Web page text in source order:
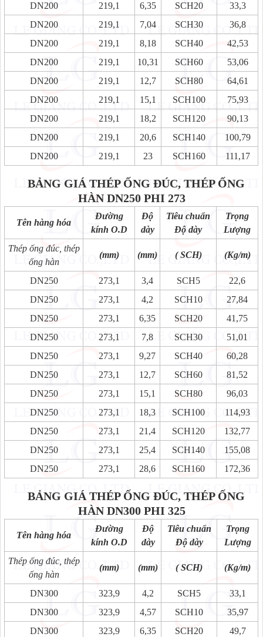
DN200
219,1 6,35 SCH20
33,3
DN200
219,1 7,04 SCH30
36,8
DN200
219,1 8,18 SCH40
42,53
DN200
219,1 10,31 SCH60
53,06
DN200
219,1 12,7 SCH80
64,61
DN200
219,1 15,1 SCH100
75,93
DN200
219,1 18,2 SCH120
90,13
DN200
219,1 20,6 SCH140
100,79
DN200
219,1 23 SCH160 111,17
BẢNG GIÁ THÉP ỐNG ĐÚC, THÉP ỐNG
HÀN DN250 PHI 273
Tên hàng hóa
Đường
kính O.D
Độ
dày
Tiêu chuẩn
Độ dày
Trọng
Lượng
Thép ống đúc, thép
ống hàn
(mm) (mm) ( SCH) (Kg/m)
DN250 273,1 3,4 SCH5
22,6
DN250
273,1 4,2 SCH10
27,84
DN250
273,1 6,35 SCH20
41,75
DN250
273,1 7,8 SCH30
51,01
DN250
273,1 9,27 SCH40
60,28
DN250
273,1 12,7 SCH60
81,52
DN250
273,1 15,1 SCH80
96,03
DN250
273,1 18,3 SCH100
114,93
DN250
273,1 21,4 SCH120
132,77
DN250
273,1 25,4 SCH140
155,08
DN250
273,1 28,6 SCH160 172,36
BẢNG GIÁ THÉP ỐNG ĐÚC, THÉP ỐNG
HÀN DN300 PHI 325
Tên hàng hóa
Đường
kính O.D
Độ
dày
Tiêu chuẩn
Độ dày
Trọng
Lượng
Thép ống đúc, thép
ống hàn
(mm) (mm) ( SCH) (Kg/m)
DN300 323,9 4,2 SCH5
33,1
DN300
323,9 4,57 SCH10
35,97
DN300
323,9 6,35 SCH20
49,7